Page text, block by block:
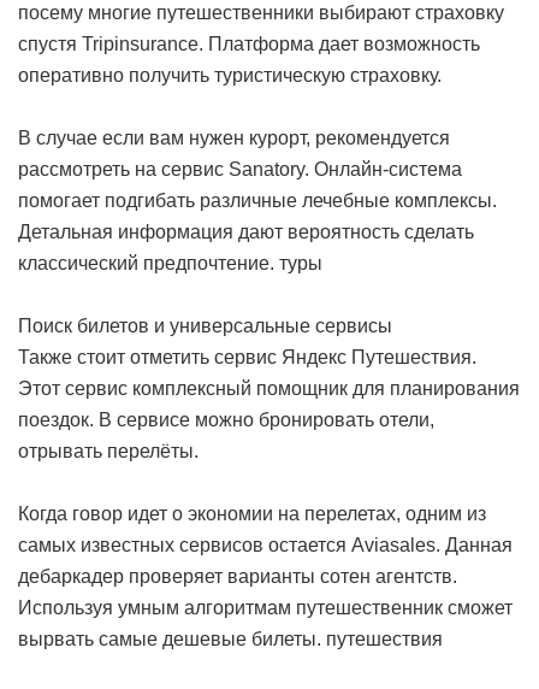
посему многие путешественники выбирают страховку
спустя Tripinsurance. Платформа дает возможность
оперативно получить туристическую страховку.
В случае если вам нужен курорт, рекомендуется
рассмотреть на сервис Sanatory. Онлайн-система
помогает подгибать различные лечебные комплексы.
Детальная информация дают вероятность сделать
классический предпочтение. туры
Поиск билетов и универсальные сервисы
Также стоит отметить сервис Яндекс Путешествия.
Этот сервис комплексный помощник для планирования
поездок. В сервисе можно бронировать отели,
отрывать перелёты.
Когда говор идет о экономии на перелетах, одним из
самых известных сервисов остается Aviasales. Данная
дебаркадер проверяет варианты сотен агентств.
Используя умным алгоритмам путешественник сможет
вырвать самые дешевые билеты. путешествия